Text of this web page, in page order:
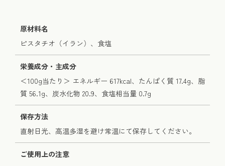
原材料名
ピスタチオ（イラン）、食塩
栄養成分・主成分
＜100g当たり＞ エネルギー 617kcal、たんぱく質 17.4g、脂
質 56.1g、炭水化物 20.9、食塩相当量 0.7g
保存方法
直射日光、高温多湿を避け常温にて保存してください。
ご使用上の注意